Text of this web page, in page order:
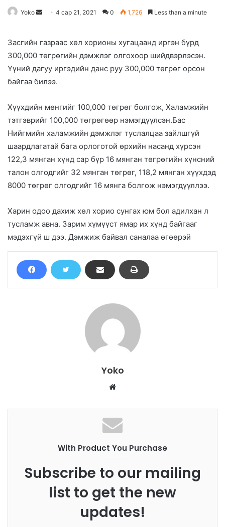
Yoko
a
n
e
a
i
l
4 сар 21, 2021 0 1,726 Less than a minute
Засгийн газраас хөл хорионы хугацаанд иргэн бүрд
300,000 төгрөгийн дэмжлэг олгохоор шийдвэрлэсэн.
Үүний дагуу иргэдийн данс руу 300,000 төгрөг орсон
байгаа билээ.
Хүүхдийн мөнгийг 100,000 төгрөг болгож, Халамжийн
тэтгэврийг 100,000 төгрөгөөр нэмэгдүүлсэн.Бас
Нийгмийн халамжийн дэмжлэг туслалцаа зайлшгүй
шаардлагатай бага орлоготой өрхийн насанд хүрсэн
122,3 мянган хүнд сар бүр 16 мянган төгрөгийн хүнсний
талон олгодгийг 32 мянган төгрөг, 118,2 мянган хүүхдэд
8000 төгрөг олгодгийг 16 мянга болгож нэмэгдүүллээ.
Харин одоо дахиж хөл хорио сунгах юм бол адилхан л
тусламж авна. Зарим хүмүүст ямар их хүнд байгааг
мэдэхгүй ш дээ. Дэмжиж байвал саналаа өгөөрэй
Yoko
b
s
i
t
e
With Product You Purchase
Subscribe to our mailing
list to get the new
updates!